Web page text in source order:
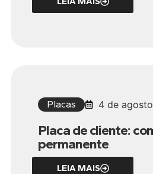
Placas 4 de
Placa de cliente:
permanente
LEIA MAIS